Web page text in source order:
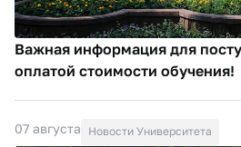
Важная информация для
оплатой стоимости обучения!
07 августа Новости Университета